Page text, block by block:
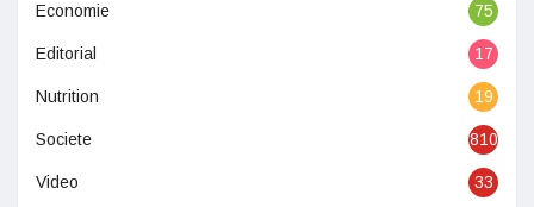
Economie 75
Editorial 17
Nutrition 19
Societe 810
Video 33